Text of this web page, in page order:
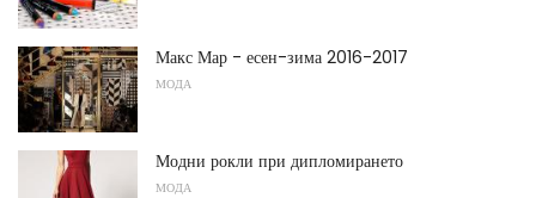
Макс Мар - есен-зима 2016-2017
МОДА
Модни рокли при дипломирането
МОДА